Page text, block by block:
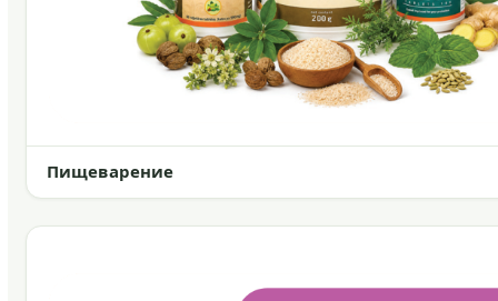
Пищеварение